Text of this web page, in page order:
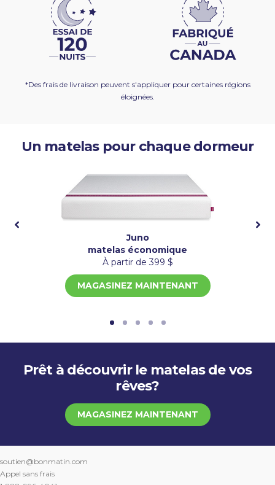
*Des frais de livraison peuvent s'appliquer pour certaines régions
éloignées.
Un matelas pour chaque dormeur
Juno
matelas économique
À partir de 399 $
MAGASINEZ MAINTENANT
Prêt à découvrir le matelas de vos
rêves?
MAGASINEZ MAINTENANT
soutien@bonmatin.com
Appel sans frais